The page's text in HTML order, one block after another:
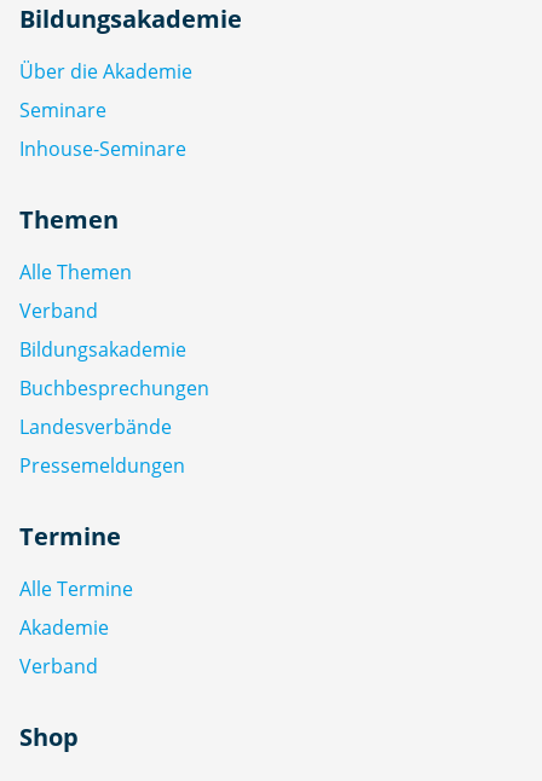
Bildungsakademie
Über die Akademie
Seminare
Inhouse-Seminare
Themen
Alle Themen
Verband
Bildungsakademie
Buchbesprechungen
Landesverbände
Pressemeldungen
Termine
Alle Termine
Akademie
Verband
Shop